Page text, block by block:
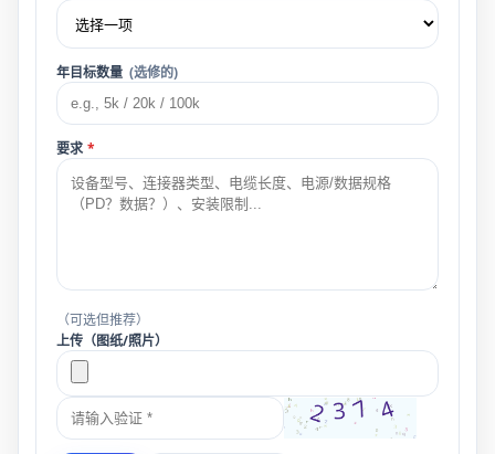
年目标数量 (选修的)
要求 *
（可选但推荐）
上传（图纸/照片）